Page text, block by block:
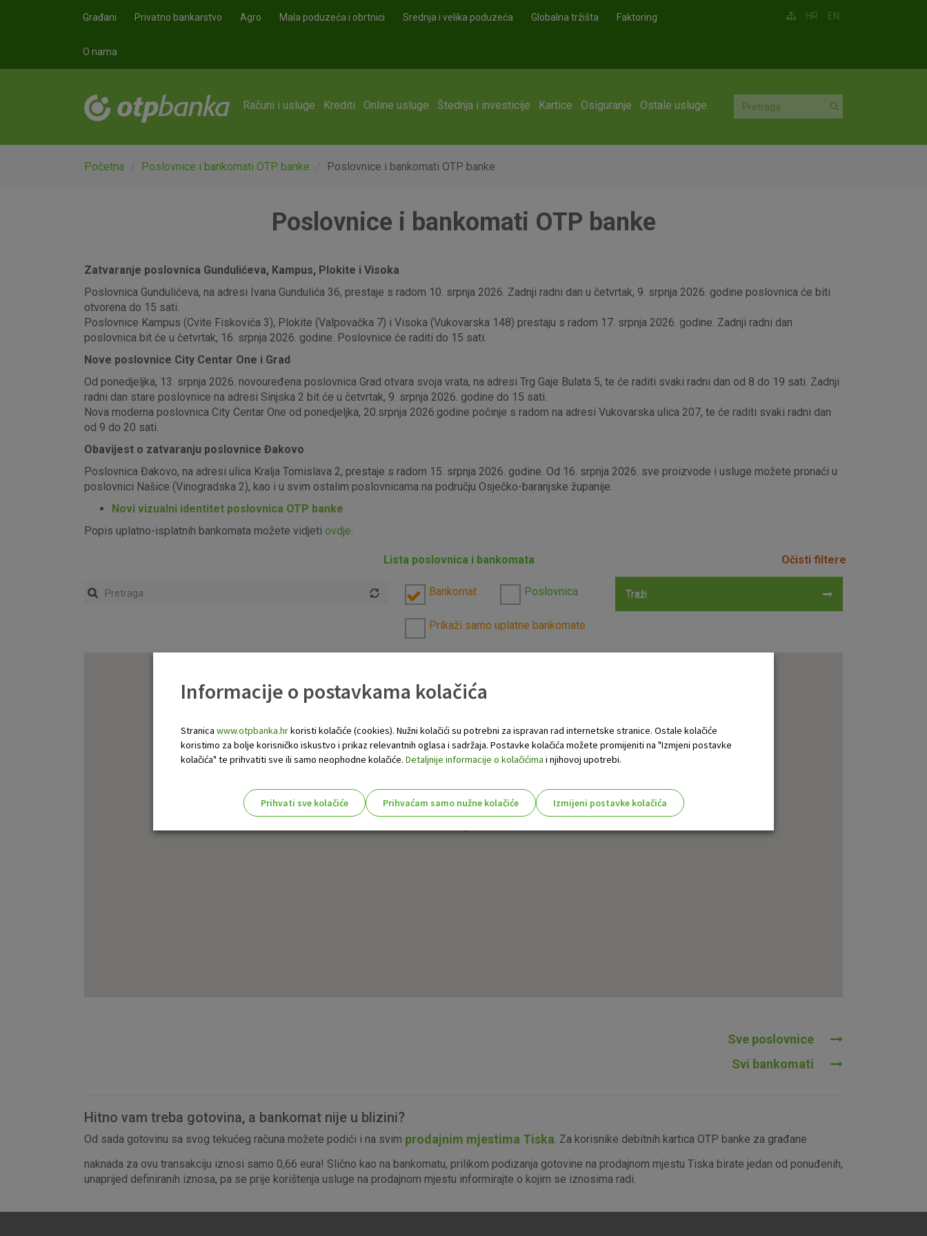
Građani Privatno bankarstvo Agro Mala poduzeća i obrtnici Srednja i velika poduzeća Globalna tržišta Faktoring
O nama
HR EN
Računi i usluge Krediti Online usluge Štednja i investicije Kartice Osiguranje Ostale usluge
Početna Poslovnice i bankomati OTP banke Poslovnice i bankomati OTP banke
Poslovnice i bankomati OTP banke
Zatvaranje poslovnica Gundulićeva, Kampus, Plokite i Visoka
Poslovnica Gundulićeva, na adresi Ivana Gundulića 36, prestaje s radom 10. srpnja 2026. Zadnji radni dan u četvrtak, 9. srpnja 2026. godine poslovnica će biti
otvorena do 15 sati.
Poslovnice Kampus (Cvite Fiskovića 3), Plokite (Valpovačka 7) i Visoka (Vukovarska 148) prestaju s radom 17. srpnja 2026. godine. Zadnji radni dan
poslovnica bit će u četvrtak, 16. srpnja 2026. godine. Poslovnice će raditi do 15 sati.
Nove poslovnice City Centar One i Grad
Od ponedjeljka, 13. srpnja 2026. novouređena poslovnica Grad otvara svoja vrata, na adresi Trg Gaje Bulata 5, te će raditi svaki radni dan od 8 do 19 sati. Zadnji
radni dan stare poslovnice na adresi Sinjska 2 bit će u četvrtak, 9. srpnja 2026. godine do 15 sati.
Nova moderna poslovnica City Centar One od ponedjeljka, 20.srpnja 2026.godine počinje s radom na adresi Vukovarska ulica 207, te će raditi svaki radni dan
od 9 do 20 sati.
Obavijest o zatvaranju poslovnice Đakovo
Poslovnica Đakovo, na adresi ulica Kralja Tomislava 2, prestaje s radom 15. srpnja 2026. godine. Od 16. srpnja 2026. sve proizvode i usluge možete pronaći u
poslovnici Našice (Vinogradska 2), kao i u svim ostalim poslovnicama na području Osječko-baranjske županije.
Novi vizualni identitet poslovnica OTP banke
Popis uplatno-isplatnih bankomata možete vidjeti ovdje.
Lista poslovnica i bankomata Očisti filtere
Bankomat Poslovnica Traži
Prikaži samo uplatne bankomate
Sve poslovnice
Svi bankomati
Hitno vam treba gotovina, a bankomat nije u blizini?
Od sada gotovinu sa svog tekućeg računa možete podići i na svim prodajnim mjestima Tiska. Za korisnike debitnih kartica OTP banke za građane
naknada za ovu transakciju iznosi samo 0,66 eura! Slično kao na bankomatu, prilikom podizanja gotovine na prodajnom mjestu Tiska birate jedan od ponuđenih,
unaprijed definiranih iznosa, pa se prije korištenja usluge na prodajnom mjestu informirajte o kojim se iznosima radi.
Informacije o postavkama kolačića
Stranica www.otpbanka.hrkoristi kolačiće (cookies). Nužni kolačići su potrebni za ispravan rad internetske stranice. Ostale kolačiće
koristimo za bolje korisničko iskustvo i prikaz relevantnih oglasa i sadržaja. Postavke kolačića možete promijeniti na "Izmjeni postavke
kolačića" te prihvatiti sve ili samo neophodne kolačiće. Detaljnije informacije o kolačićima i njihovoj upotrebi.
Prihvati sve kolačiće Prihvaćam samo nužne kolačiće
Izmijeni postavke kolačića
Marketinški